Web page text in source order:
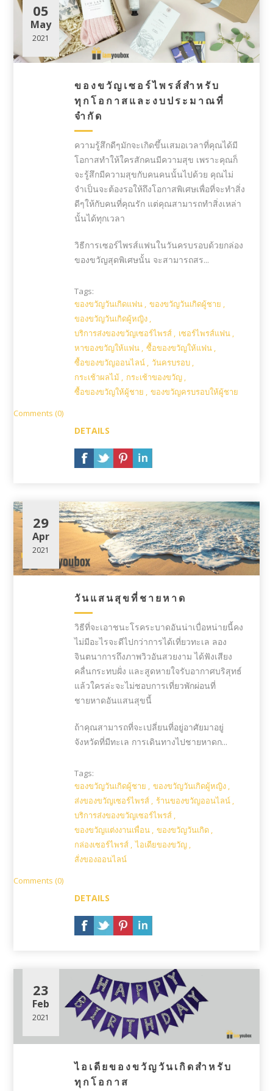
ของขวัญเซอร์ไพรส์สำหรับ
ทุกโอกาสและงบประมาณที่
จำกัด
05
May
2021
ความรู้สึกดีๆมักจะเกิดขึ้นเสมอเวลาที่คุณได้มี
โอกาสทำให้ใครสักคนมีความสุข เพราะคุณก็
จะรู้สึกมีความสุขกับคนคนนั้นไปด้วย คุณไม่
จำเป็นจะต้องรอให้ถึงโอกาสพิเศษเพื่อที่จะทำสิ่ง
ดีๆให้กับคนที่คุณรัก แต่คุณสามารถทำสิ่งเหล่า
นั้นได้ทุกเวลา
วิธีการเซอร์ไพรส์แฟนในวันครบรอบด้วยกล่อง
ของขวัญสุดพิเศษนั้น จะสามารถสร...
Tags:
ของขวัญวันเกิดแฟน , ของขวัญวันเกิดผู้ชาย ,
ของขวัญวันเกิดผู้หญิง ,
บริการส่งของขวัญเซอร์ไพรส์ , เซอร์ไพรส์แฟน ,
หาของขวัญให้แฟน , ซื้อของขวัญให้แฟน ,
ซื้อของขวัญออนไลน์ , วันครบรอบ ,
กระเช้าผลไม้ , กระเช้าของขวัญ ,
ซื้อของขวัญให้ผู้ชาย , ของขวัญครบรอบให้ผู้ชาย
Comments (0)
DETAILS
วันแสนสุขที่ชายหาด
29
Apr
2021
วิธีที่จะเอาชนะโรคระบาดอันน่าเบื่อหน่ายนี้คง
ไม่มีอะไรจะดีไปกว่าการได้เที่ยวทะเล ลอง
จินตนาการถึงภาพวิวอันสวยงาม ได้ฟังเสียง
คลื่นกระทบฝั่ง และสูดหายใจรับอากาศบริสุทธ์
แล้วใครล่ะจะไม่ชอบการเที่ยวพักผ่อนที่
ชายหาดอันแสนสุขนี้
ถ้าคุณสามารถที่จะเปลี่ยนที่อยู่อาศัยมาอยู่
จังหวัดที่มีทะเล การเดินทางไปชายหาดก...
Tags:
ของขวัญวันเกิดผู้ชาย , ของขวัญวันเกิดผู้หญิง ,
ส่งของขวัญเซอร์ไพรส์ , ร้านของขวัญออนไลน์ ,
บริการส่งของขวัญเซอร์ไพรส์ ,
ของขวัญแต่งงานเพื่อน , ของขวัญวันเกิด ,
กล่องเซอร์ไพรส์ , ไอเดียของขวัญ ,
สั่งของออนไลน์
Comments (0)
DETAILS
ไอเดียของขวัญวันเกิดสำหรับ
ทุกโอกาส
23
Feb
2021